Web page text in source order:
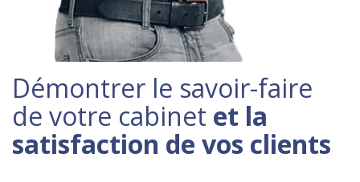
Démontrer le savoir-faire
de votre cabinet et la
satisfaction de vos clients